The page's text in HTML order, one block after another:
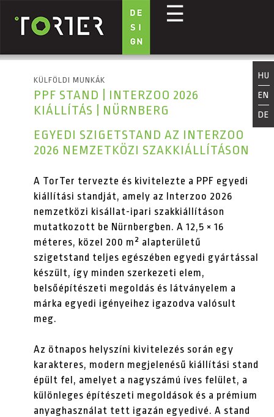
Ugrás a tartalomra
☰
HU
EN
DE
KÜLFÖLDI MUNKÁK
PPF STAND | INTERZOO 2026
KIÁLLÍTÁS | NÜRNBERG
EGYEDI SZIGETSTAND AZ INTERZOO
2026 NEMZETKÖZI SZAKKIÁLLÍTÁSON
A TorTer tervezte és kivitelezte a PPF egyedi
kiállítási standját, amely az Interzoo 2026
nemzetközi kisállat-ipari szakkiállításon
mutatkozott be Nürnbergben. A 12,5 × 16
méteres, közel 200 m² alapterületű
szigetstand teljes egészében egyedi gyártással
készült, így minden szerkezeti elem,
belsőépítészeti megoldás és látványelem a
márka egyedi igényeihez igazodva valósult
meg.
Az ötnapos helyszíni kivitelezés során egy
karakteres, modern megjelenésű kiállítási stand
épült fel, amelyet a nagyszámú íves felület, a
különleges építészeti megoldások és a prémium
anyaghasználat tett igazán egyedivé. A stand